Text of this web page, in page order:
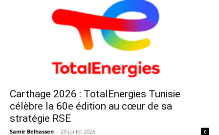
Carthage 2026 : TotalEnergies Tunisie
célèbre la 60e édition au cœur de sa
stratégie RSE
Samir Belhassen - 29 juillet 2026 0